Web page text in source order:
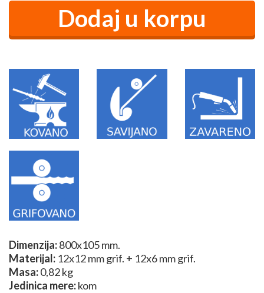
Dimenzija:800x105 mm.
Materijal: 12x12 mm grif. + 12x6 mm grif.
Masa:0,82 kg
Jedinica mere:kom